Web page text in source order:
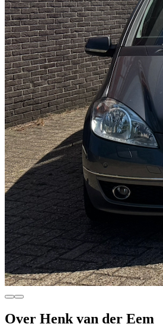
Over Henk van der Eem